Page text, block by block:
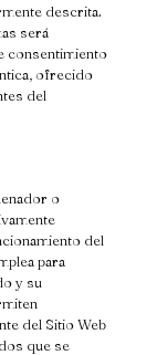
descrita.
será
consentimiento
ofrecido
del
o
del
para
y su
del Sitio Web
que se